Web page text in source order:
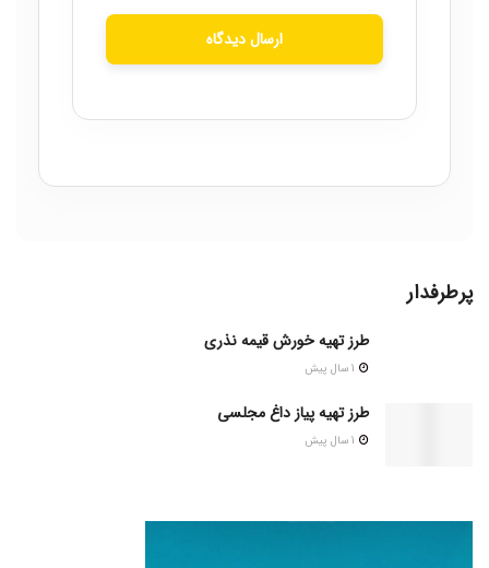
ارسال دیدگاه
پرطرفدار
طرز تهیه خورش قیمه نذری
طرز تهیه پیاز داغ مجلسی